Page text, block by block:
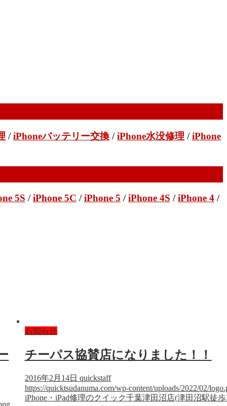
/iPhoneバッテリー交換 /iPhone水没修理 /iPhone
5S /iPhone 5C /iPhone 5 /iPhone 4S /iPhone 4 /
お知らせ
チーパス協賛店になりました！！
2016年2月14日 quickstaff
https://quicktsudanuma.com/wp-content/uploads/2022/02/
iPhone・iPad修理のクイック千葉津田沼店(津田沼駅徒